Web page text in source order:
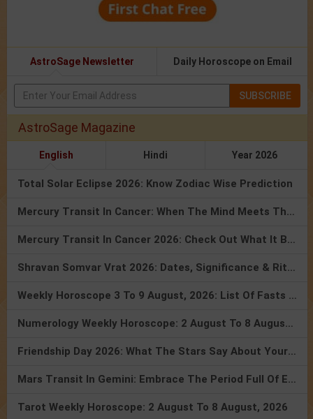
AstroSage Newsletter Daily Horoscope on Email
SUBSCRIBE
AstroSage Magazine
English Hindi Year 2026
Total Solar Eclipse 2026: Know Zodiac Wise Prediction
Mercury Transit In Cancer: When The Mind Meets The Heart!
Mercury Transit In Cancer 2026: Check Out What It Brings For You
Shravan Somvar Vrat 2026: Dates, Significance & Rituals In August
Weekly Horoscope 3 To 9 August, 2026: List Of Fasts & Festivals
Numerology Weekly Horoscope: 2 August To 8 August, 2026
Friendship Day 2026: What The Stars Say About Your Best Friend!
Mars Transit In Gemini: Embrace The Period Full Of Energy & Intelligence
Tarot Weekly Horoscope: 2 August To 8 August, 2026